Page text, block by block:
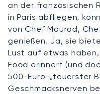
an der französischen
in Paris abfliegen,
von Chef Mourad,
genießen. Ja, sie
Lust auf etwas
Food erinnert (und
500-Euro-„teuerster
Geschmacksnerven